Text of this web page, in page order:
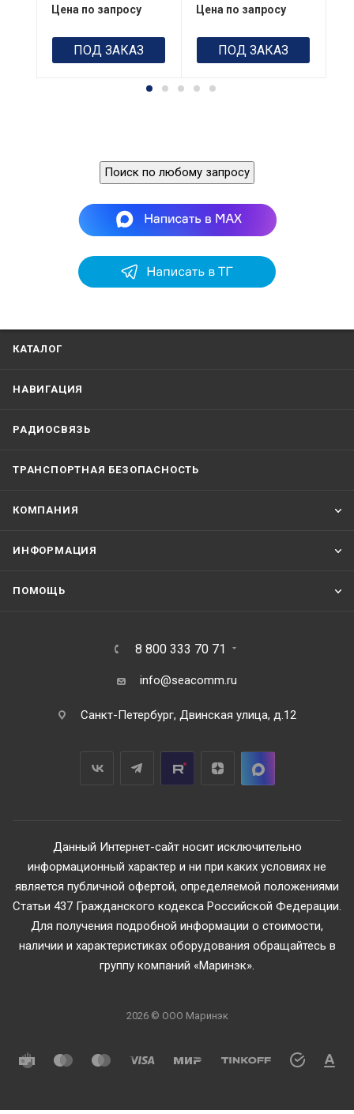
640х480
Цена по запросу
ПОД ЗАКАЗ
640х480 пикс.
GPS
Частота: 1575,42
и 16 спутников
Цена по запросу
ПОД ЗАКАЗ
Поиск по любому запросу
КАТАЛОГ
НАВИГАЦИЯ
РАДИОСВЯЗЬ
ТРАНСПОРТНАЯ БЕЗОПАСНОСТЬ
КОМПАНИЯ
ИНФОРМАЦИЯ
ПОМОЩЬ
8 800 333 70 71
info@seacomm.ru
Санкт-Петербург, Двинская улица, д.12
Данный Интернет-сайт носит исключительно
информационный характер и ни при каких условиях не
является публичной офертой, определяемой положениями
Статьи 437 Гражданского кодекса Российской Федерации.
Для получения подробной информации о стоимости,
наличии и характеристиках оборудования обращайтесь в
группу компаний «Маринэк».
2026 © ООО Маринэк